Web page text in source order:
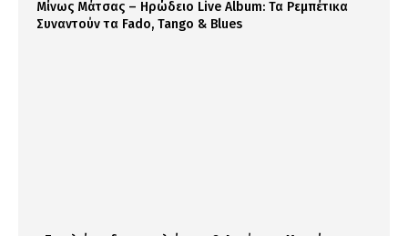
Μίνως Μάτσας – Ηρώδειο Live Album: Τα Ρεμπέτικα
Συναντούν τα Fado, Tango & Blues